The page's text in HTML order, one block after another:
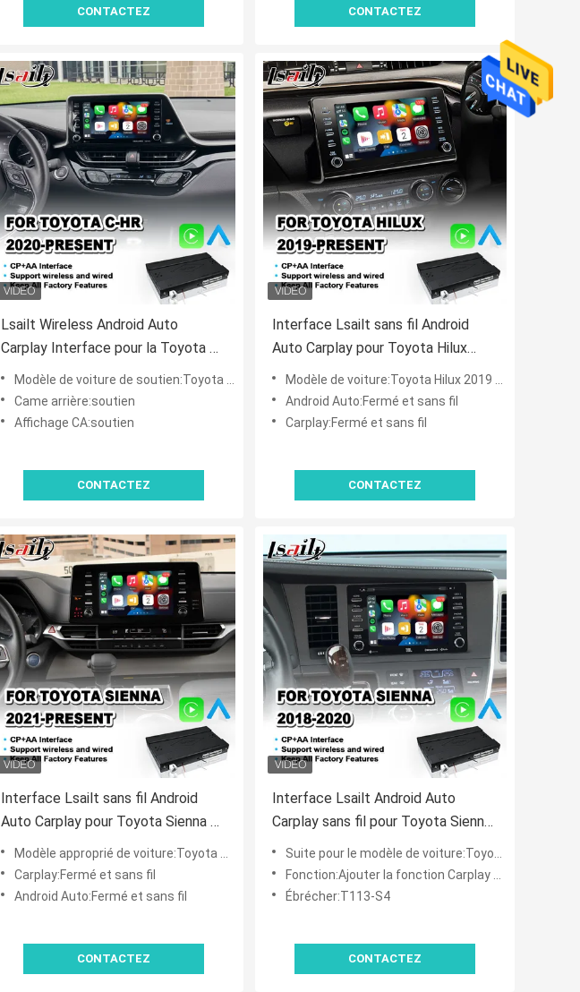
CONTACTEZ CONTACTEZ
Lsailt Wireless Android Auto
Carplay Interface pour la Toyota C-
HR CHR de 2020 et actuelle
Modèle de voiture de soutien:Toyota C-HR CHR 2020 à aujourd'hui
Came arrière:soutien
Affichage CA:soutien
CONTACTEZ
Interface Lsailt sans fil Android
Auto Carplay pour Toyota Hilux
2019-Présent
Modèle de voiture:Toyota Hilux 2019 à aujourd'hui
Android Auto:Fermé et sans fil
Carplay:Fermé et sans fil
CONTACTEZ
Interface Lsailt sans fil Android
Auto Carplay pour Toyota Sienna LE
XLE XSE 2021-Présent
Modèle approprié de voiture:Toyota Sienna LE XLE XSE 2021 à aujourd'hui
Carplay:Fermé et sans fil
Android Auto:Fermé et sans fil
CONTACTEZ
Interface Lsailt Android Auto
Carplay sans fil pour Toyota Sienna
2018-2020
Suite pour le modèle de voiture:Toyota Sienna 2018-2020
Fonction:Ajouter la fonction Carplay sans fil à la voiture OEM
Ébrécher:T113-S4
CONTACTEZ